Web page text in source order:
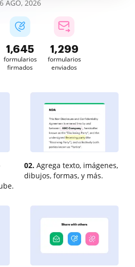
6 AGO, 2026
1,646
formularios
firmados
1,299
formularios
enviados
02. Agrega texto, imágenes,
dibujos, formas, y más.